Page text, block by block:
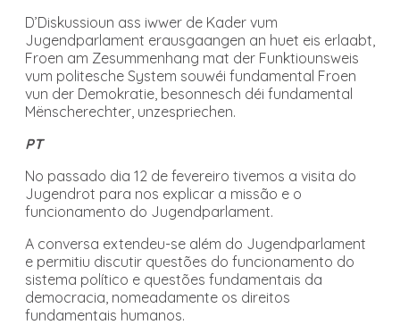
D’Diskussioun ass iwwer de Kader vum
Jugendparlament erausgaangen an huet eis erlaabt,
Froen am Zesummenhang mat der Funktiounsweis
vum politesche System souwéi fundamental Froen
vun der Demokratie, besonnesch déi fundamental
Mënscherechter, unzespriechen.
PT
No passado dia 12 de fevereiro tivemos a visita do
Jugendrot para nos explicar a missão e o
funcionamento do Jugendparlament.
A conversa extendeu-se além do Jugendparlament
e permitiu discutir questões do funcionamento do
sistema político e questões fundamentais da
democracia, nomeadamente os direitos
fundamentais humanos.